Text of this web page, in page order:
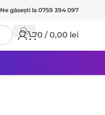
Ne găseşti la 0759 394 097
0 / 0,00 lei